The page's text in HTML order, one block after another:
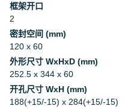
框架开口
2
密封空间 (mm)
120 x 60
外形尺寸 WxHxD (mm)
252.5 x 344 x 60
开孔尺寸 WxH (mm)
188(+15/-15) x 284(+15/-15)